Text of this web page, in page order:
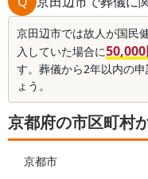
京田辺市では故人が国民
入していた場合に50,000
す。葬儀から2年以内の
ょう。
京都府の市区町村
京都市